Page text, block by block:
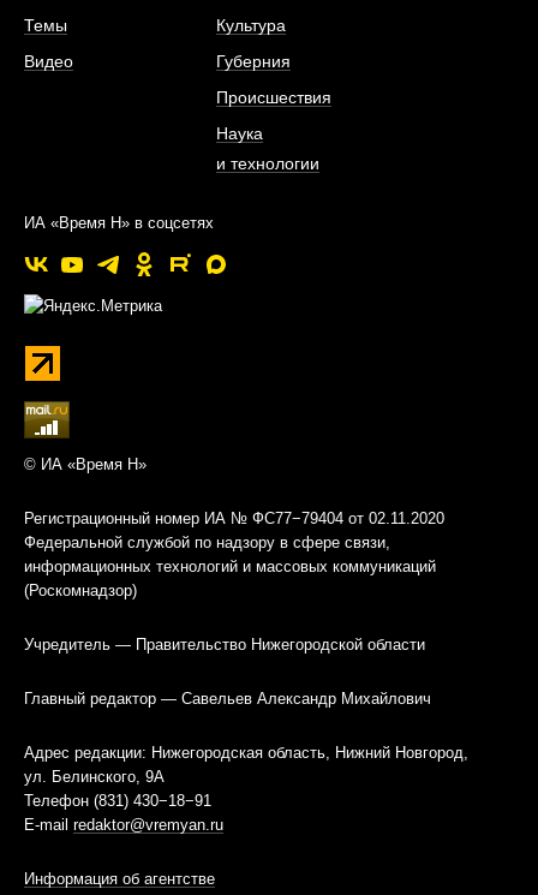
Темы
Видео
Культура
Губерния
Происшествия
Наука
и технологии
ИА «Время Н» в соцсетях
© ИА «Время Н»
Регистрационный номер ИА № ФС77−79404 от 02.11.2020
Федеральной службой по надзору в сфере связи,
информационных технологий и массовых коммуникаций
(Роскомнадзор)
Учредитель — Правительство Нижегородской области
Главный редактор — Савельев Александр Михайлович
Адрес редакции: Нижегородская область, Нижний Новгород,
ул. Белинского, 9А
Телефон (831) 430−18−91
E-mail redaktor@vremyan.ru
Информация об агентстве